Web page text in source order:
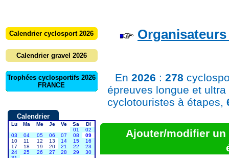
Calendrier cyclosport 2026
Calendrier gravel 2026
Trophées cyclosportifs 2026
FRANCE
Calendrier
Lu Ma Me Je Ve Sa
Di
01
02
03
04 05 06 07 08
09
10
11 12 13 14 15
16
17
18 19 20 21 22
23
24
25 26 27 28 29
30
En 2026 : 278
épreuves longue et
cyclotouristes à étapes,
Ajouter/modifier un